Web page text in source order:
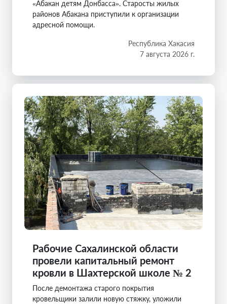
«Абакан детям Донбасса». Старосты жилых
районов Абакана приступили к организации
адресной помощи.
Республика Хакасия
7 августа 2026 г.
Рабочие Сахалинской области
провели капитальный ремонт
кровли в Шахтерской школе № 2
После демонтажа старого покрытия
кровельщики залили новую стяжку, уложили